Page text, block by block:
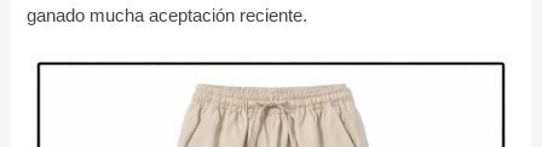
ganado mucha aceptación reciente.